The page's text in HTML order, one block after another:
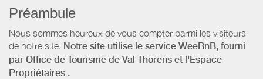
Préambule
Nous sommes heureux de vous compter parmi les visiteurs
de notre site. Notre site utilise le service WeeBnB, fourni
par Office de Tourisme de Val Thorens et l'Espace
Propriétaires .